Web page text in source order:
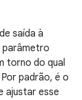
saída à
parâmetro
torno do qual
padrão, é o
ajustar esse